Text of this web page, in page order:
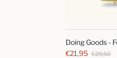
Doing Goods -
€21,95 €29,50